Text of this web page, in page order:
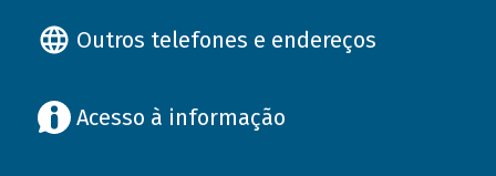
Outros telefones e endereços
Acesso à informação